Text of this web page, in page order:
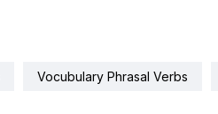
Vocubulary Phrasal Verbs